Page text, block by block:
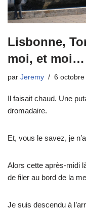
Lisbonne,
moi, et moi…
par Jeremy 6 octobre
Il faisait chaud. Une
dromadaire.
Et, vous le savez, je
Alors cette après-midi
de filer au bord de la
Je suis descendu à